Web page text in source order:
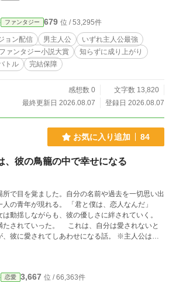
覚醒する。 妖精族のエリーとの出会
出生の謎、インフルエンサーで美少女Ｄライバー
イレギュラーから助けたことによって、神山拳一
【謎の武道家】として探索者専用動画投稿サイト
てしまう。 やがて拳一郎は本格的にダ
潜るのだが、それは探索するためでも配信するた
ンジョンに潜って消息を絶った父親を捜すため、
者ライセンスが取得できなかった拳一郎は違法に
法行為が結果的に日本のみならず全世界を救うこ
うまでもない。 これはダンジョン配信し
し、その高潔さと最強の武力が全世界に知れ渡る
ファンタジー 679 位 / 53,295件
ョン配信 男主人公
いずれ主人公最強
ァンタジー小説大賞
知らずに成り上がり
トル 完結保障
感想数 0
文字数 13,820
最終更新日 2026.08.07
登録日 2026.08.07
お気に入り追加 84
、彼の鳥籠の中で幸せになる
で目を覚ました。自分の名前や過去を一切思い出
人の青年が現れる。 「君と僕は、恋人なんだ」
動揺しながらも、彼の優しさに絆されていく。
れは、自分は愛されないと
愛されてしあわせになる話。 ※主人公は軟
ローは愛が重いヤンデレです。深いキス描写があ
きます。被ざまぁ者が死にます。苦手な方はご注
の構成です。
恋愛 3,667 位 / 66,363件